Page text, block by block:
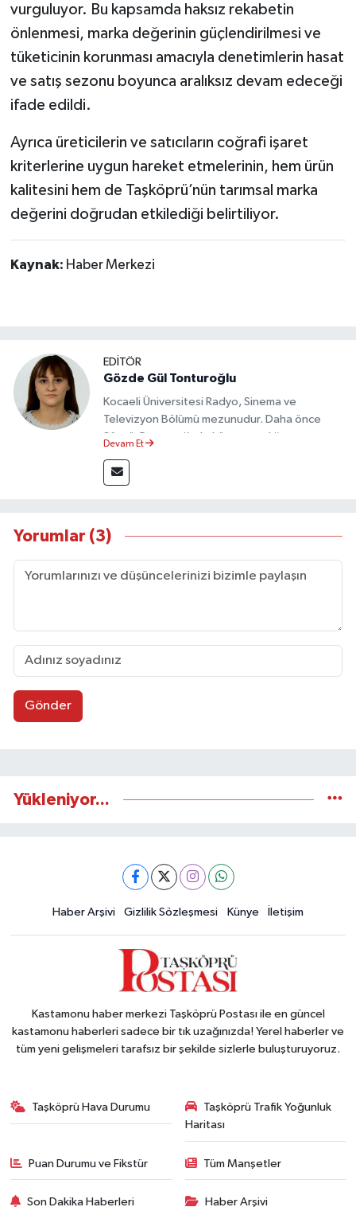
vurguluyor. Bu kapsamda haksız rekabetin
önlenmesi, marka değerinin güçlendirilmesi ve
tüketicinin korunması amacıyla denetimlerin hasat
ve satış sezonu boyunca aralıksız devam edeceği
ifade edildi.
Ayrıca üreticilerin ve satıcıların coğrafi işaret
kriterlerine uygun hareket etmelerinin, hem ürün
kalitesini hem de Taşköprü’nün tarımsal marka
değerini doğrudan etkilediği belirtiliyor.
Kaynak: Haber Merkezi
EDİTÖR
Gözde Gül Tonturoğlu
Kocaeli Üniversitesi Radyo, Sinema ve
Televizyon Bölümü mezunudur. Daha önce
Sözcü Gazetesi’nde köşe yazarlığı yapmış ve
Devam Et
Yorumlar (3)
Gönder
Yükleniyor...
Haber Arşivi Gizlilik Sözleşmesi Künye İletişim
Kastamonu haber merkezi Taşköprü Postası ile en güncel
kastamonu haberleri sadece bir tık uzağınızda! Yerel haberler ve
tüm yeni gelişmeleri tarafsız bir şekilde sizlerle buluşturuyoruz.
Taşköprü Hava Durumu
Taşköprü Trafik Yoğunluk
Haritası
Puan Durumu ve Fikstür Tüm Manşetler
Son Dakika Haberleri Haber Arşivi